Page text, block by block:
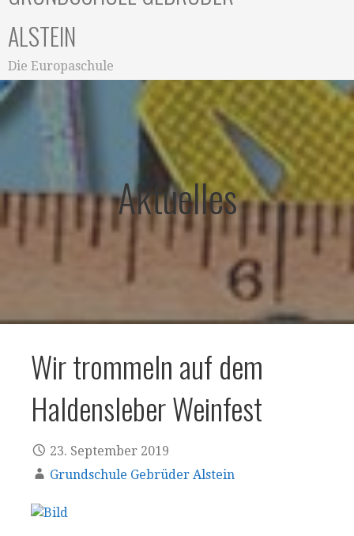
ALSTEIN
Die Europaschule
Aktuelles
Wir trommeln auf dem
Haldensleber Weinfest
23. September 2019
Grundschule Gebrüder Alstein